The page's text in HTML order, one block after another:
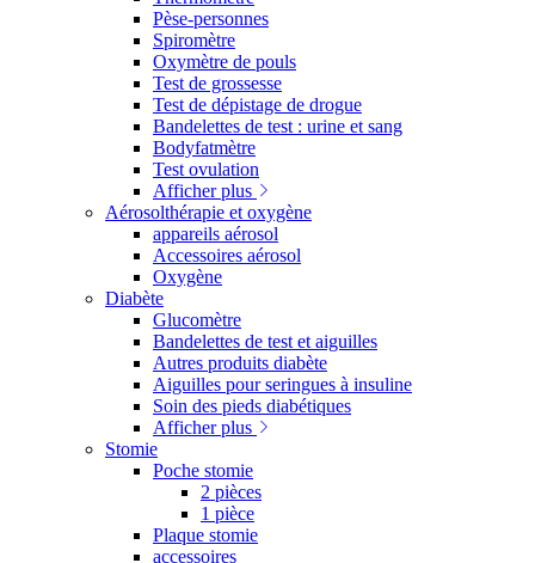
Pèse-personnes
Spiromètre
Oxymètre de pouls
Test de grossesse
Test de dépistage de drogue
Bandelettes de test : urine et sang
Bodyfatmètre
Test ovulation
Afficher plus
Aérosolthérapie et oxygène
appareils aérosol
Accessoires aérosol
Oxygène
Diabète
Glucomètre
Bandelettes de test et aiguilles
Autres produits diabète
Aiguilles pour seringues à insuline
Soin des pieds diabétiques
Afficher plus
Stomie
Poche stomie
2 pièces
1 pièce
Plaque stomie
accessoires